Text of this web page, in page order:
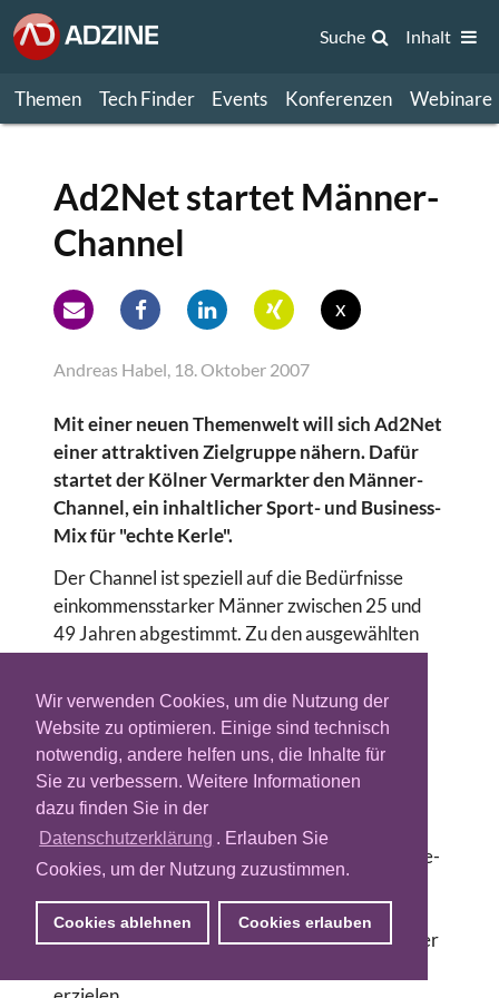
Wir verwenden Cookies, um die Nutzung der
Website zu optimieren. Einige sind technisch
notwendig, andere helfen uns, die Inhalte für
Sie zu verbessern. Weitere Informationen
dazu finden Sie in der
Datenschutzerklärung . Erlauben Sie
Cookies, um der Nutzung zuzustimmen.
Cookies ablehnen Cookies erlauben
Themen Tech Finder Events Konferenzen Webinare
Suche Inhalt
Ad2Net startet Männer-
Channel
x
Andreas Habel, 18. Oktober 2007
Mit einer neuen Themenwelt will sich Ad2Net
einer attraktiven Zielgruppe nähern. Dafür
startet der Kölner Vermarkter den Männer-
Channel, ein inhaltlicher Sport- und Business-
Mix für "echte Kerle".
Der Channel ist speziell auf die Bedürfnisse
einkommensstarker Männer zwischen 25 und
49 Jahren abgestimmt. Zu den ausgewählten
Webseiten zählen: das Finanzportal OnVista,
adrivo.com, das führende Fachmagazin zum
Thema Motorsport, das Internet-TV
Ehrensenf.de sowie die reichweitenstärkste
Webseite zum Thema Motorrad,
motorradonline.de. Abgerundet wird der
Männer-Channel durch das Special-Interest-
Portal Fußballdaten.de, das Premium-Lifestyle-
Magazin Bestlife-Magazin.de und das
Wissensportal für Entscheider iBusiness.de. In
der Summe soll der neue Männer-Channel über